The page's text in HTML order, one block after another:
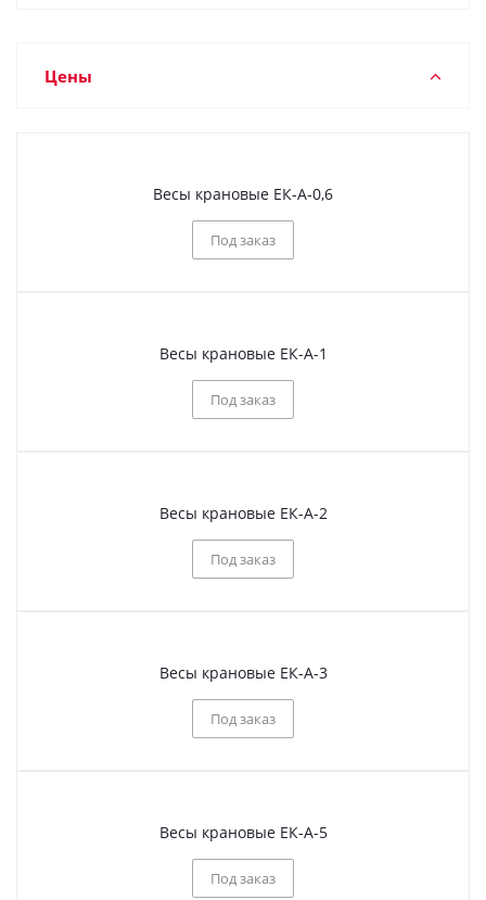
Цены
Весы крановые ЕК-А-0,6
Под заказ
Весы крановые ЕК-А-1
Под заказ
Весы крановые ЕК-А-2
Под заказ
Весы крановые ЕК-А-3
Под заказ
Весы крановые ЕК-А-5
Под заказ